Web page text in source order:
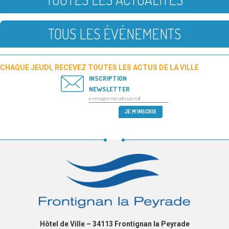
TOUS LES ÉVÉNEMENTS
CHAQUE JEUDI, RECEVEZ TOUTES LES ACTUS DE LA VILLE
INSCRIPTION
NEWSLETTER
Hôtel de Ville – 34113 Frontignan la Peyrade